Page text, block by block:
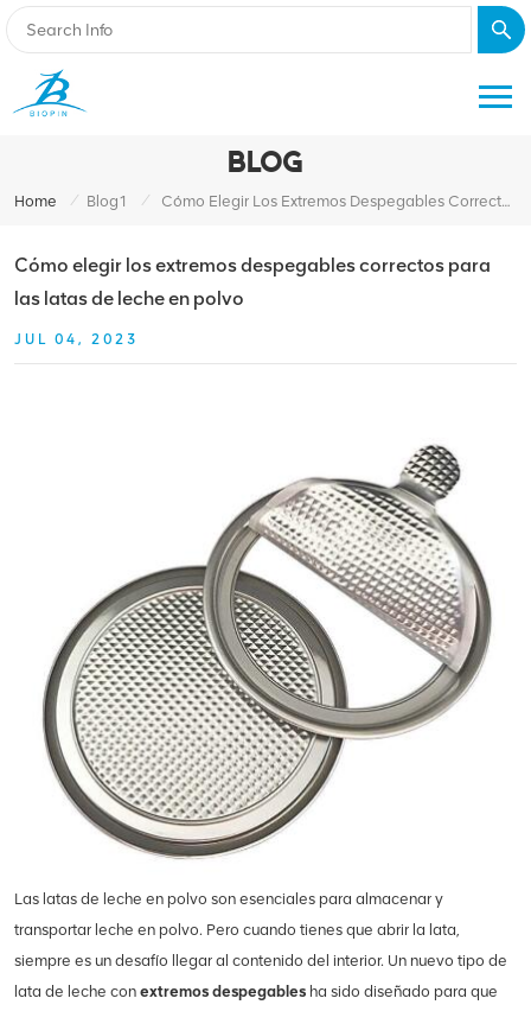
BLOG
Home / Blog1 / Cómo Elegir Los Extremos Despegables Correctos Para Las Latas De Leche En Polvo
Cómo elegir los extremos despegables correctos para
las latas de leche en polvo
JUL 04, 2023
Las latas de leche en polvo son esenciales para almacenar y
transportar leche en polvo. Pero cuando tienes que abrir la lata,
siempre es un desafío llegar al contenido del interior. Un nuevo tipo de
lata de leche con extremos despegables ha sido diseñado para que